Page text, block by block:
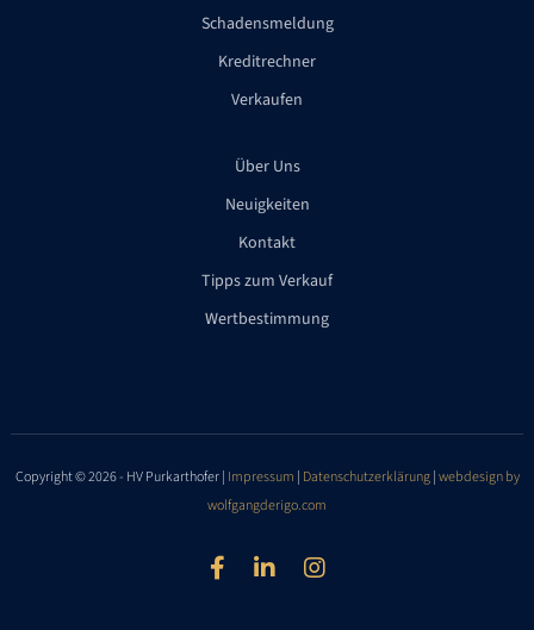
Schadensmeldung
Kreditrechner
Verkaufen
Über Uns
Neuigkeiten
Kontakt
Tipps zum Verkauf
Wertbestimmung
Copyright © 2026 - HV Purkarthofer | Impressum | Datenschutzerklärung|webdesign by
wolfgangderigo.com
  